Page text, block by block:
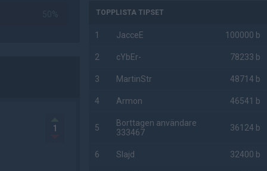
50%
1
TOPPLISTA TIPSET
1 JacceE 100000 b
2 cYbEr- 78233 b
3 MartinStr 48714 b
4 Armon 46541 b
5
Borttagen användare
333467
36124 b
6 Slajd 32400 b